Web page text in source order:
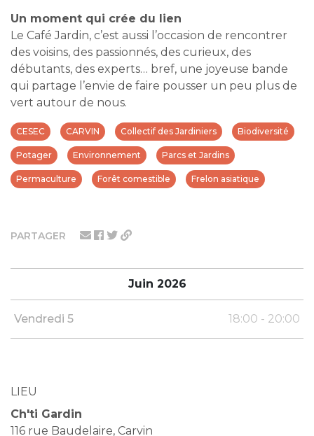
PARTAGER
Juin 2026
Vendredi 5 18:00 - 20:00
LIEU
Ch'ti Gardin
116 rue Baudelaire, Carvin
Un moment qui crée du lien
Le Café Jardin, c’est aussi l’occasion de rencontrer
des voisins, des passionnés, des curieux, des
débutants, des experts… bref, une joyeuse bande
qui partage l’envie de faire pousser un peu plus de
vert autour de nous.
CESEC CARVIN Collectif des Jardiniers Biodiversité
Potager Environnement Parcs et Jardins
Permaculture Forêt comestible Frelon asiatique